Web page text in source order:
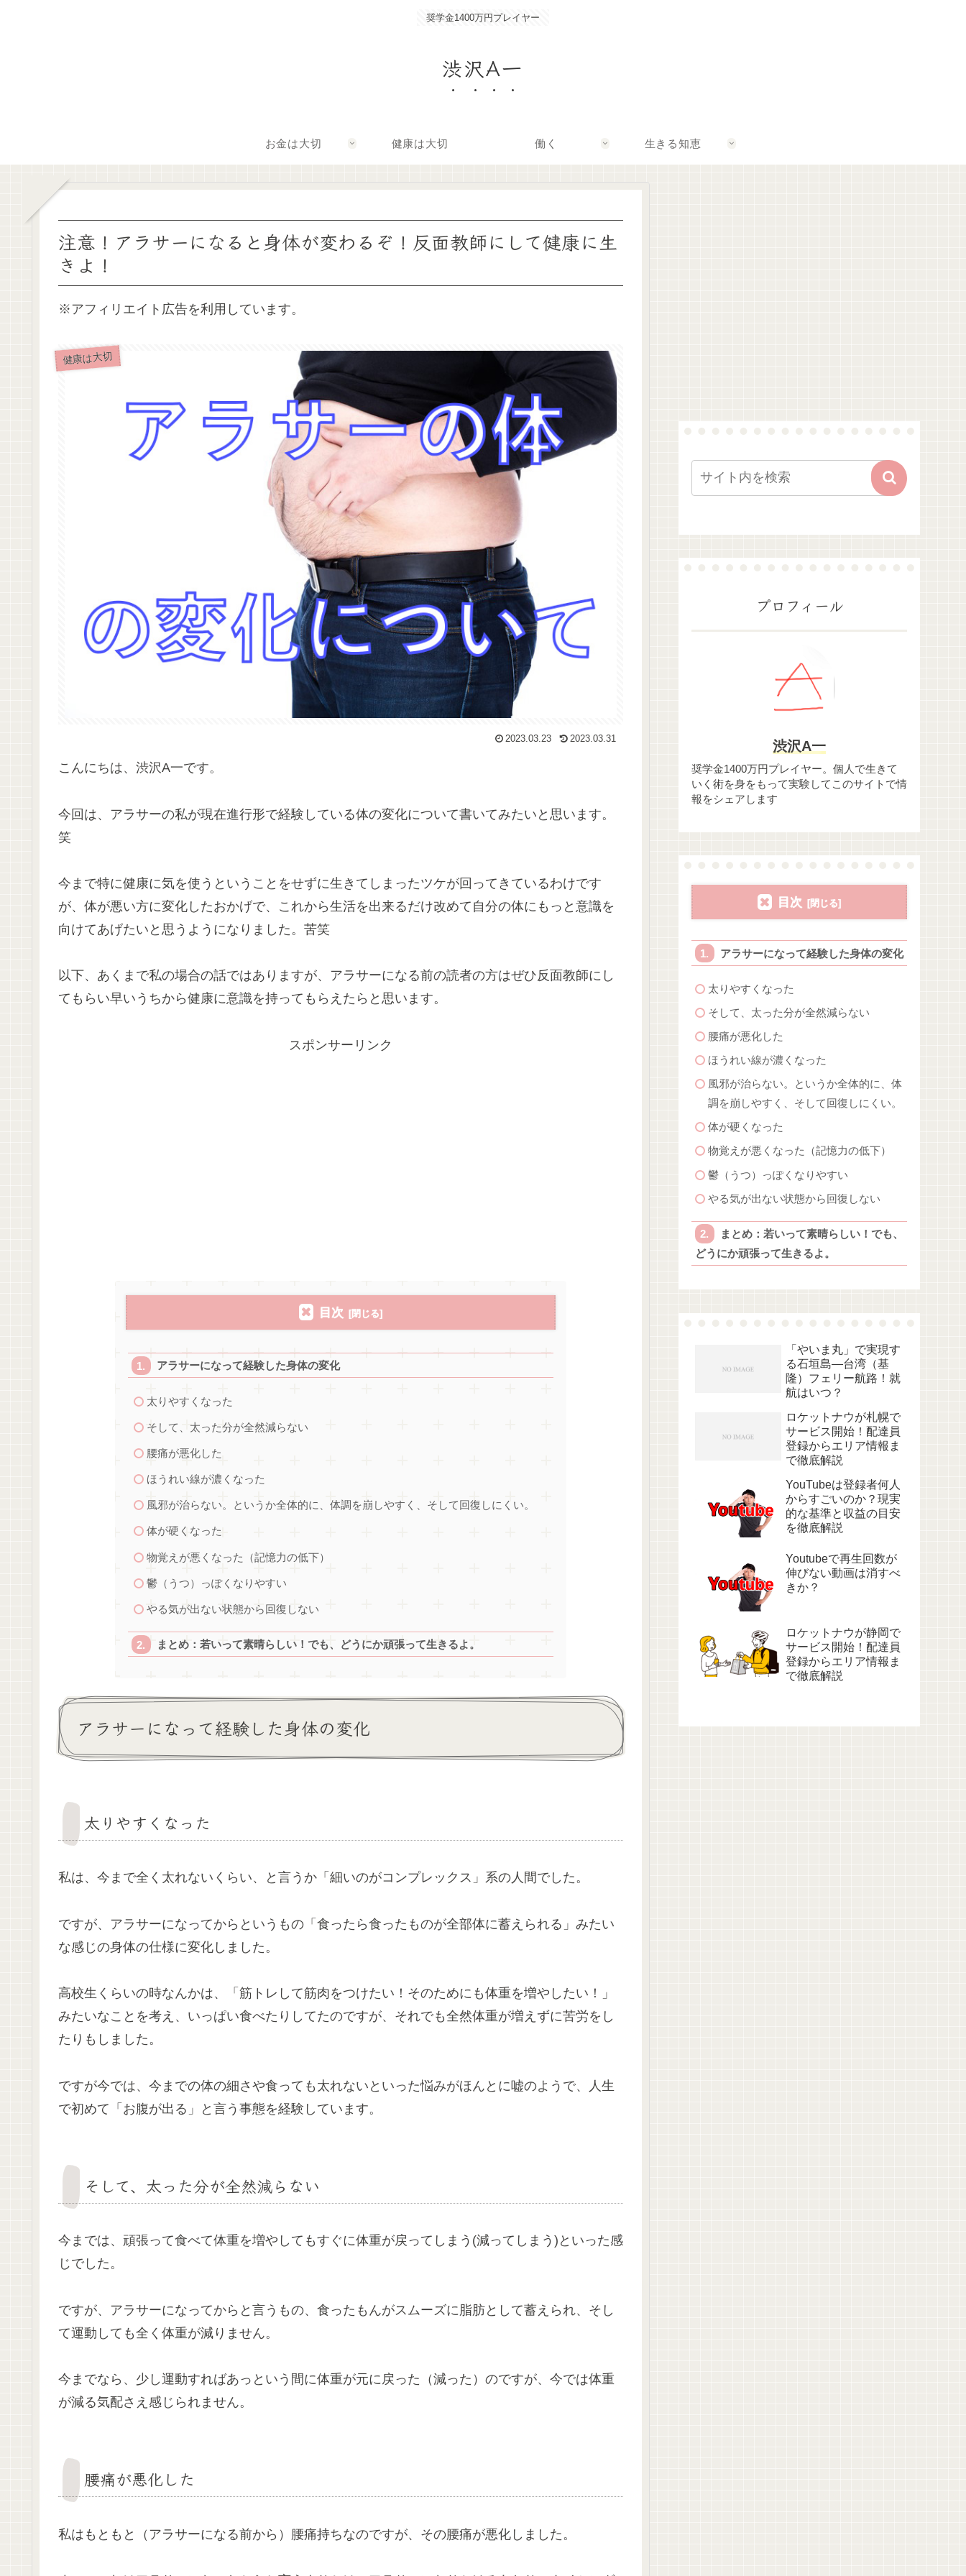
奨学金1400万円プレイヤー
渋沢A一
お金は大切 健康は大切 働く 生きる知恵
注意！アラサーになると身体が変わるぞ！反面教師にして健康に生
きよ！
※アフィリエイト広告を利用しています。
健康は大切
2023.03.23 2023.03.31
こんにちは、渋沢A一です。
今回は、アラサーの私が現在進行形で経験している体の変化について書いてみたいと思います。
笑
今まで特に健康に気を使うということをせずに生きてしまったツケが回ってきているわけです
が、体が悪い方に変化したおかげで、これから生活を出来るだけ改めて自分の体にもっと意識を
向けてあげたいと思うようになりました。苦笑
以下、あくまで私の場合の話ではありますが、アラサーになる前の読者の方はぜひ反面教師にし
てもらい早いうちから健康に意識を持ってもらえたらと思います。
スポンサーリンク
目次
アラサーになって経験した身体の変化
太りやすくなった
そして、太った分が全然減らない
腰痛が悪化した
ほうれい線が濃くなった
風邪が治らない。というか全体的に、体調を崩しやすく、そして回復しにくい。
体が硬くなった
物覚えが悪くなった（記憶力の低下）
鬱（うつ）っぽくなりやすい
やる気が出ない状態から回復しない
まとめ：若いって素晴らしい！でも、どうにか頑張って生きるよ。
アラサーになって経験した身体の変化
太りやすくなった
私は、今まで全く太れないくらい、と言うか「細いのがコンプレックス」系の人間でした。
ですが、アラサーになってからというもの「食ったら食ったものが全部体に蓄えられる」みたい
な感じの身体の仕様に変化しました。
高校生くらいの時なんかは、「筋トレして筋肉をつけたい！そのためにも体重を増やしたい！」
みたいなことを考え、いっぱい食べたりしてたのですが、それでも全然体重が増えずに苦労をし
たりもしました。
ですが今では、今までの体の細さや食っても太れないといった悩みがほんとに嘘のようで、人生
で初めて「お腹が出る」と言う事態を経験しています。
そして、太った分が全然減らない
今までは、頑張って食べて体重を増やしてもすぐに体重が戻ってしまう(減ってしまう)といった感
じでした。
ですが、アラサーになってからと言うもの、食ったもんがスムーズに脂肪として蓄えられ、そし
て運動しても全く体重が減りません。
今までなら、少し運動すればあっという間に体重が元に戻った（減った）のですが、今では体重
が減る気配さえ感じられません。
腰痛が悪化した
私はもともと（アラサーになる前から）腰痛持ちなのですが、その腰痛が悪化しました。
プロフィール
渋沢A一
奨学金1400万円プレイヤー。個人で生きて
いく術を身をもって実験してこのサイトで情
報をシェアします
目次
アラサーになって経験した身体の変化
太りやすくなった
そして、太った分が全然減らない
腰痛が悪化した
ほうれい線が濃くなった
風邪が治らない。というか全体的に、体
調を崩しやすく、そして回復しにくい。
体が硬くなった
物覚えが悪くなった（記憶力の低下）
鬱（うつ）っぽくなりやすい
やる気が出ない状態から回復しない
まとめ：若いって素晴らしい！でも、
どうにか頑張って生きるよ。
「やいま丸」で実現す
る石垣島―台湾（基
隆）フェリー航路！就
航はいつ？
ロケットナウが札幌で
サービス開始！配達員
登録からエリア情報ま
で徹底解説
YouTubeは登録者何人
からすごいのか？現実
的な基準と収益の目安
を徹底解説
Youtubeで再生回数が
伸びない動画は消すべ
きか？
ロケットナウが静岡で
サービス開始！配達員
登録からエリア情報ま
で徹底解説